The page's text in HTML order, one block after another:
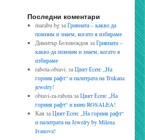
Последни коментари
marabu bgзаГривната – какво да
помним и знаем, когато я избираме
Димитър БеловеждовзаГривната –
какво да помним и знаем, когато я
избираме
rabota-obiavi. заЦвят Есен: „На
горния рафт“ и палитрата на Trukana
jewelry!
obiavi-za-rabotaзаЦвят Есен: „На
горния рафт“ и вино ROSALEA!
Кая заЦвят Есен: „На горния рафт“
и палитрата на Jewelry by Milena
Ivanova!